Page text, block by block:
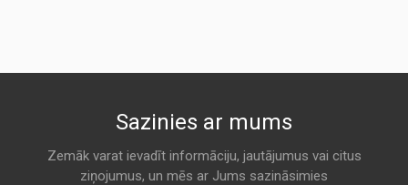
Sazinies ar mums
Zemāk varat ievadīt informāciju, jautājumus vai citus
ziņojumus, un mēs ar Jums sazināsimies